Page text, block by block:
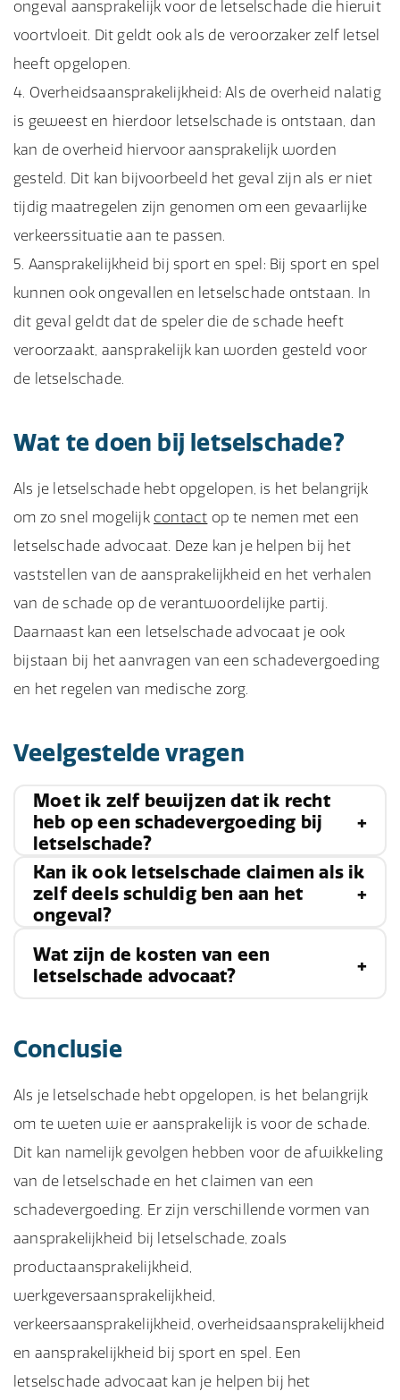
ongeval aansprakelijk voor de letselschade die hieruit
voortvloeit. Dit geldt ook als de veroorzaker zelf letsel
heeft opgelopen.
Overheidsaansprakelijkheid: Als de overheid nalatig
is geweest en hierdoor letselschade is ontstaan, dan
kan de overheid hiervoor aansprakelijk worden
gesteld. Dit kan bijvoorbeeld het geval zijn als er niet
tijdig maatregelen zijn genomen om een gevaarlijke
verkeerssituatie aan te passen.
Aansprakelijkheid bij sport en spel: Bij sport en spel
kunnen ook ongevallen en letselschade ontstaan. In
dit geval geldt dat de speler die de schade heeft
veroorzaakt, aansprakelijk kan worden gesteld voor
de letselschade.
Wat te doen bij letselschade?
Als je letselschade hebt opgelopen, is het belangrijk
om zo snel mogelijk contact op te nemen met een
letselschade advocaat. Deze kan je helpen bij het
vaststellen van de aansprakelijkheid en het verhalen
van de schade op de verantwoordelijke partij.
Daarnaast kan een letselschade advocaat je ook
bijstaan bij het aanvragen van een schadevergoeding
en het regelen van medische zorg.
Veelgestelde vragen
Moet ik zelf bewijzen dat ik recht
heb op een schadevergoeding bij
letselschade?
Nee, als slachtoffer hoef je niet zelf te bewijzen
dat je recht hebt op een
letselschade. Het is aan de aansprakelijke partij
om aan te tonen dat zij niet aansprakelijk zijn
Kan ik ook letselschade claimen als ik
zelf deels schuldig ben aan het
ongeval?
Ja, ook als je zelf deels schuldig bent aan het
ongeval, kun je nog steedsletselschade claimen
wel verminderd met het percentage eigen
Wat zijn de kosten van een
letselschade advocaat?
kosten vooraf. Dit betekent dat je alleen betaalt
als de advocaat de zaak wint. De kosten worden
dan verrekend met de schadevergoeding die je
ontvangt.
Conclusie
Als je letselschade hebt opgelopen, is het belangrijk
om te weten wie er aansprakelijk is voor de schade.
Dit kan namelijk gevolgen hebben voor de afwikkeling
van de letselschade en het claimen van een
schadevergoeding. Er zijn verschillende vormen van
aansprakelijkheid bij letselschade, zoals
productaansprakelijkheid,
werkgeversaansprakelijkheid,
verkeersaansprakelijkheid, overheidsaansprakelijkheid
en aansprakelijkheid bij sport en spel. Een
letselschade advocaat kan je helpen bij het